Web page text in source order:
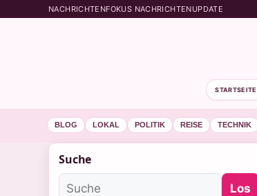
NACHRICHTENFOKUS NACHRICHTENUPDATE
STARTSEITE
BLOG LOKAL POLITIK REISE TECHNIK
Suche
Los